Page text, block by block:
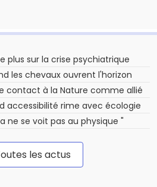
plus sur la crise psychiatrique
les chevaux ouvrent l'horizon
contact à la Nature comme allié
accessibilité rime avec écologie
ne se voit pas au physique "
les actus